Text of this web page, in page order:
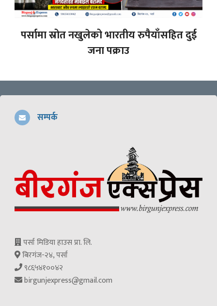
पर्सामा स्रोत नखुलेको भारतीय रुपैयाँसहित दुई
जना पक्राउ
सम्पर्क
पर्सा मिडिया हाउस प्रा. लि.
बिरगंज-२४, पर्सा
९८६५४१००४२
birgunjexpress@gmail.com